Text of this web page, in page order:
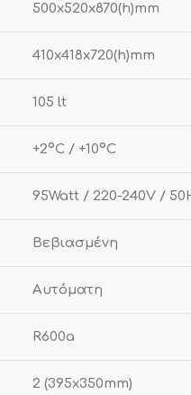
500x520x870(h)mm
410x418x720(h)mm
105 lt
+2ºC / +10ºC
95Watt / 220-240V /
Βεβιασμένη
Αυτόματη
R600a
2 (395x350mm)